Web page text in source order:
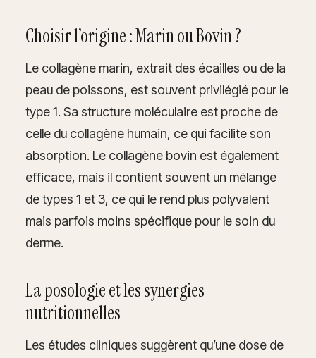
Choisir l’origine : Marin ou Bovin ?
Le collagène marin, extrait des écailles ou de la
peau de poissons, est souvent privilégié pour le
type 1. Sa structure moléculaire est proche de
celle du collagène humain, ce qui facilite son
absorption. Le collagène bovin est également
efficace, mais il contient souvent un mélange
de types 1 et 3, ce qui le rend plus polyvalent
mais parfois moins spécifique pour le soin du
derme.
La posologie et les synergies
nutritionnelles
Les études cliniques suggèrent qu’une dose de